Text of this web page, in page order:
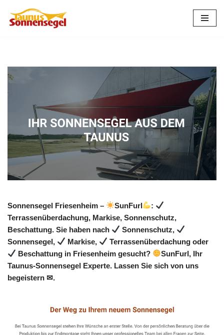
Zum
Sonnensegel Friesenheim – SunFurl
:
Terrassenüberdachung, Markise, Sonnenschutz,
Beschattung. Sie haben nach
Sonnenschutz,
Sonnensegel,
Markise,
Terrassenüberdachung oder
Beschattung in Friesenheim gesucht?
SunFurl, Ihr
Taunus-Sonnensegel Experte. Lassen Sie sich von uns
begeistern ✉.